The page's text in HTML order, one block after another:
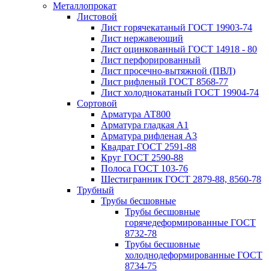
Металлопрокат
Листовой
Лист горячекатаный ГОСТ 19903-74
Лист нержавеющий
Лист оцинкованный ГОСТ 14918 - 80
Лист перфорированный
Лист просечно-вытяжной (ПВЛ)
Лист рифленый ГОСТ 8568-77
Лист холоднокатаный ГОСТ 19904-74
Сортовой
Арматура АТ800
Арматура гладкая А1
Арматура рифленая А3
Квадрат ГОСТ 2591-88
Круг ГОСТ 2590-88
Полоса ГОСТ 103-76
Шестигранник ГОСТ 2879-88, 8560-78
Трубный
Трубы бесшовные
Трубы бесшовные
горячедеформированные ГОСТ
8732-78
Трубы бесшовные
холоднодеформированные ГОСТ
8734-75